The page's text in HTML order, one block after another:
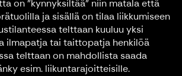
on "kynnyksiltää" niin matala että
ja sisällä on tilaa liikkumiseen
telttaan kuuluu yksi
ilmapatja tai taittopatja henkilöä
telttaan on mahdollista saada
esim. liikuntarajoitteisille.